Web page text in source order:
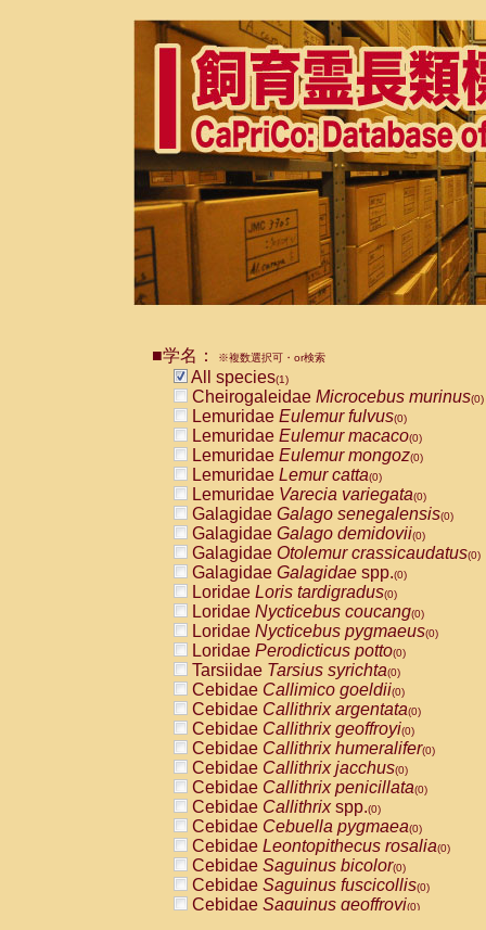
■学名： ※複数選択可・or検索
All species(1)
Cheirogaleidae Microcebus murinus(0)
Lemuridae Eulemur fulvus(0)
Lemuridae Eulemur macaco(0)
Lemuridae Eulemur mongoz(0)
Lemuridae Lemur catta(0)
Lemuridae Varecia variegata(0)
Galagidae Galago senegalensis(0)
Galagidae Galago demidovii(0)
Galagidae Otolemur crassicaudatus(0)
Galagidae Galagidae spp.(0)
Loridae Loris tardigradus(0)
Loridae Nycticebus coucang(0)
Loridae Nycticebus pygmaeus(0)
Loridae Perodicticus potto(0)
Tarsiidae Tarsius syrichta(0)
Cebidae Callimico goeldii(0)
Cebidae Callithrix argentata(0)
Cebidae Callithrix geoffroyi(0)
Cebidae Callithrix humeralifer(0)
Cebidae Callithrix jacchus(0)
Cebidae Callithrix penicillata(0)
Cebidae Callithrixspp.(0)
Cebidae Cebuella pygmaea(0)
Cebidae Leontopithecus rosalia(0)
Cebidae Saguinus bicolor(0)
Cebidae Saguinus fuscicollis(0)
Cebidae Saguinus geoffroyi(0)